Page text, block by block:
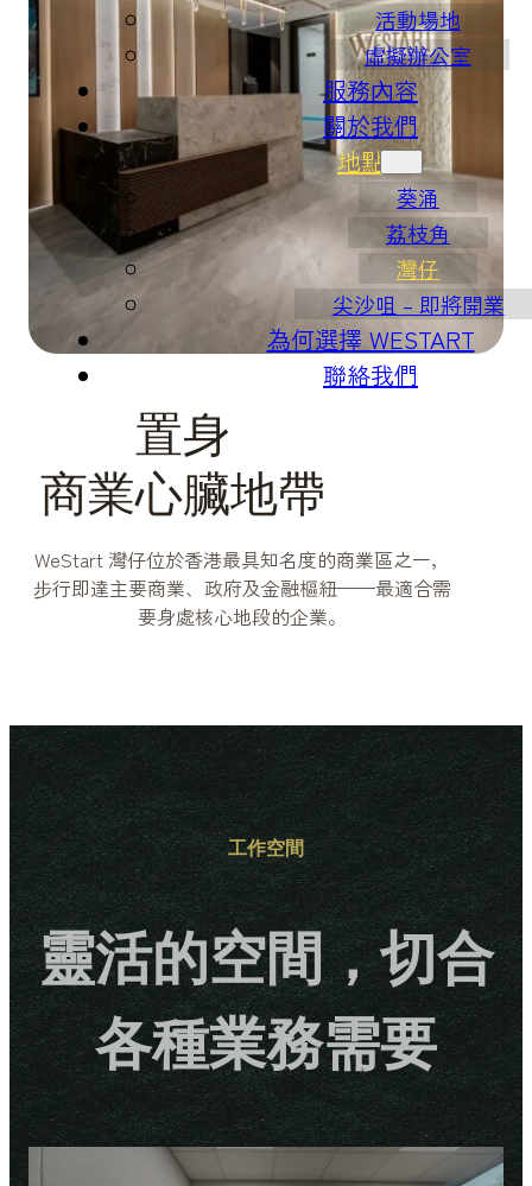
活動場地
虛擬辦公室
服務內容
關於我們
地點
葵涌
荔枝角
灣仔
尖沙咀 – 即將開業
為何選擇 WESTART
聯絡我們
置身
商業心臟地帶
WeStart 灣仔位於香港最具知名度的商業區之一，
步行即達主要商業、政府及金融樞紐——最適合需
要身處核心地段的企業。
工作空間
靈活的空間，切合
各種業務需要